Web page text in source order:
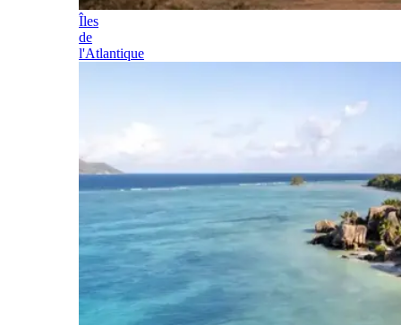
Îles
de
l'Atlantique